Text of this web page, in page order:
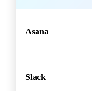
Asana
Slack